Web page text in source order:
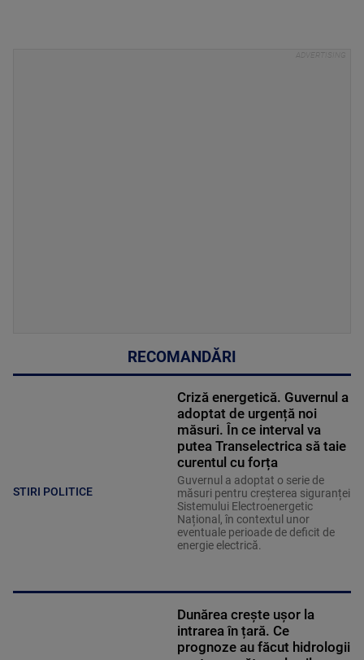
RECOMANDĂRI
STIRI POLITICE
Criză energetică. Guvernul a
adoptat de urgență noi
măsuri. În ce interval va
putea Transelectrica să taie
curentul cu forța
Guvernul a adoptat o serie de
măsuri pentru creșterea siguranței
Sistemului Electroenergetic
Național, în contextul unor
eventuale perioade de deficit de
energie electrică.
Dunărea crește ușor la
intrarea în țară. Ce
prognoze au făcut hidrologii